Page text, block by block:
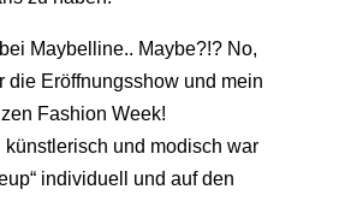
Maybelline.. Maybe?!? No,
die Eröffnungsshow und mein
Fashion Week!
und modisch war
individuell und auf den